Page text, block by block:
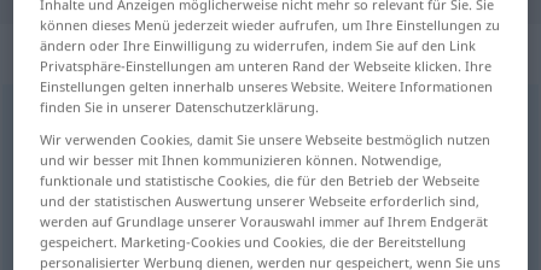
„schwingen“: transitives Verb
schwingenv/t
Übersicht aller Übersetzungen
(Für mehr Details die Übersetzung anklicken/antippen)
vitlati, mahnuti
Inhalte und Anzeigen möglicherweise nicht mehr so relevant für Sie. Sie
können dieses Menü jederzeit wieder aufrufen, um Ihre Einstellungen zu
ändern oder Ihre Einwilligung zu widerrufen, indem Sie auf den Link
Privatsphäre-Einstellungen am unteren Rand der Webseite klicken. Ihre
Einstellungen gelten innerhalb unseres Website. Weitere Informationen
finden Sie in unserer Datenschutzerklärung.
Wir verwenden Cookies, damit Sie unsere Webseite bestmöglich nutzen
und wir besser mit Ihnen kommunizieren können. Notwendige,
funktionale und statistische Cookies, die für den Betrieb der Webseite
und der statistischen Auswertung unserer Webseite erforderlich sind,
werden auf Grundlage unserer Vorauswahl immer auf Ihrem Endgerät
gespeichert. Marketing-Cookies und Cookies, die der Bereitstellung
personalisierter Werbung dienen, werden nur gespeichert, wenn Sie uns